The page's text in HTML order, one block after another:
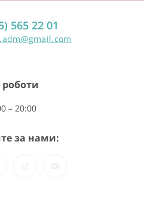
565 22 01
роботи
– 20:00
за нами: